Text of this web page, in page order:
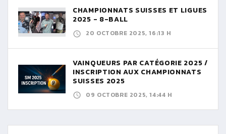
CHAMPIONNATS SUISSES ET LIGUES
2025 - 8-BALL
20 OCTOBRE 2025, 16:13 H
VAINQUEURS PAR CATÉGORIE 2025 /
INSCRIPTION AUX CHAMPIONNATS
SUISSES 2025
09 OCTOBRE 2025, 14:44 H